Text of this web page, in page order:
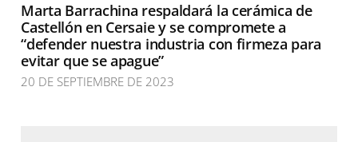
Marta Barrachina respaldará la cerámica de
Castellón en Cersaie y se compromete a
“defender nuestra industria con firmeza para
evitar que se apague”
20 DE SEPTIEMBRE DE 2023